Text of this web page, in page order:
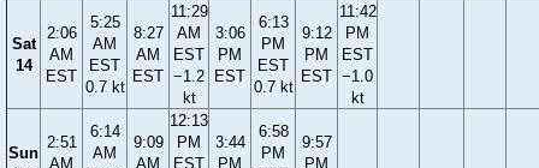
Sat
14
2:06
AM
EST
5:25
AM
EST
0.7 kt
8:27
AM
EST
11:29
AM
EST
−1.2
kt
3:06
PM
EST
6:13
PM
EST
0.7 kt
9:12
PM
EST
11:42
PM
EST
−1.0
kt
Sun
2:51
AM
6:14
AM
9:09
AM
12:13
PM
EST
3:44
PM
6:58
PM
9:57
PM